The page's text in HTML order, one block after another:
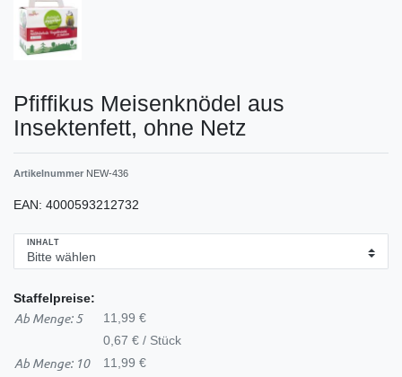
Pfiffikus Meisenknödel aus
Insektenfett, ohne Netz
Artikelnummer NEW-436
EAN: 4000593212732
INHALT
Staffelpreise:
Ab Menge: 5
11,99 €
0,67 € / Stück
Ab Menge: 10
11,99 €